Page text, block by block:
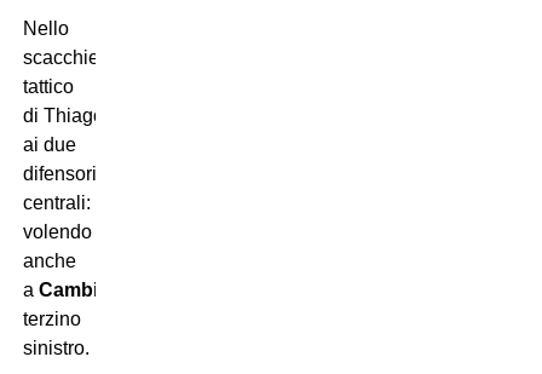
Nello
scacchiere
tattico
di Thiago Motta,
ai due
difensori
centrali: ma
volendo
anche
a Cambiaso
terzino
sinistro.